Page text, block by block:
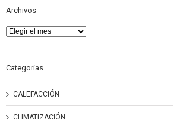
Archivos
Archivos
Categorías
CALEFACCIÓN
CLIMATIZACIÓN